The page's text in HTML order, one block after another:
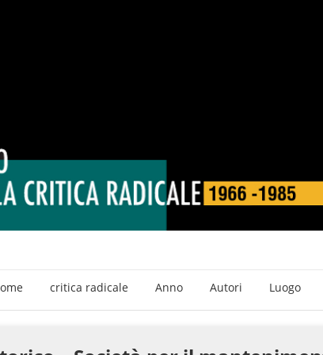
critica radicale Anno Autori Luogo